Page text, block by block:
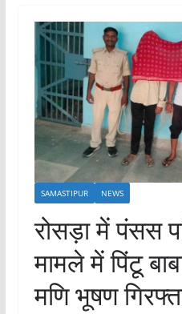
SAMASTIPUR NEWS
रोसड़ा में पंसस
मामले में पिंटू
मणि भूषण